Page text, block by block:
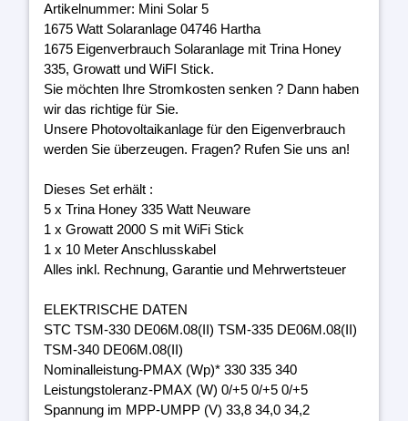
Artikelnummer: Mini Solar 5
1675 Watt Solaranlage 04746 Hartha
1675 Eigenverbrauch Solaranlage mit Trina Honey
335, Growatt und WiFI Stick.
Sie möchten Ihre Stromkosten senken ? Dann haben
wir das richtige für Sie.
Unsere Photovoltaikanlage für den Eigenverbrauch
werden Sie überzeugen. Fragen? Rufen Sie uns an!
Dieses Set erhält :
5 x Trina Honey 335 Watt Neuware
1 x Growatt 2000 S mit WiFi Stick
1 x 10 Meter Anschlusskabel
Alles inkl. Rechnung, Garantie und Mehrwertsteuer
ELEKTRISCHE DATEN
STC TSM-330 DE06M.08(II) TSM-335 DE06M.08(II)
TSM-340 DE06M.08(II)
Nominalleistung-PMAX (Wp)* 330 335 340
Leistungstoleranz-PMAX (W) 0/+5 0/+5 0/+5
Spannung im MPP-UMPP (V) 33,8 34,0 34,2